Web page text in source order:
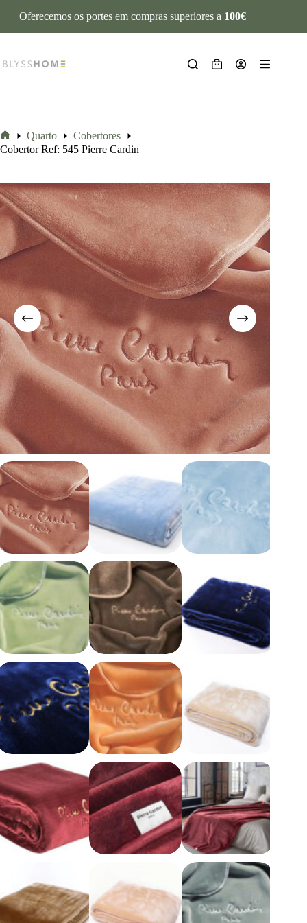
Oferecemos os portes em compras superiores a 100€
Quarto
Cobertores
Cobertor Ref: 545 Pierre Cardin